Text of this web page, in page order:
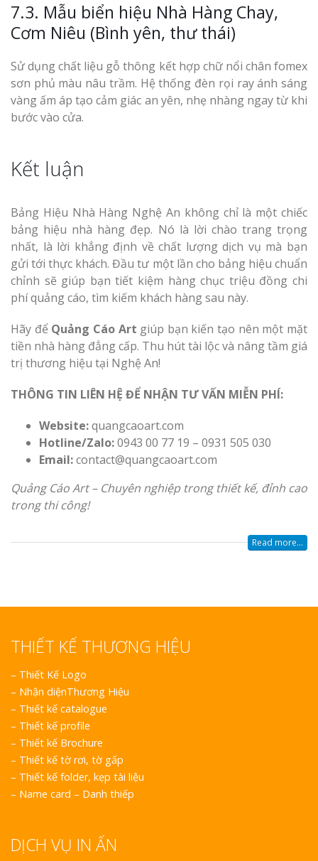
7.3. Mẫu biển hiệu Nhà Hàng Chay,
Cơm Niêu (Bình yên, thư thái)
Sử dụng chất liệu gỗ thông kết hợp chữ nổi chân fomex
sơn phủ màu nâu trầm. Hệ thống đèn rọi ray ánh sáng
vàng ấm áp tạo cảm giác an yên, nhẹ nhàng ngay từ khi
bước vào cửa.
Kết luận
Bảng Hiệu Nhà Hàng Nghệ An không chỉ là một chiếc
bảng hiệu nhà hàng đẹp. Nó là lời chào trang trọng
nhất, là lời khẳng định về chất lượng dịch vụ mà bạn
gửi tới thực khách. Đầu tư một lần cho bảng hiệu chuẩn
chỉnh sẽ giúp bạn tiết kiệm hàng chục triệu đồng chi
phí quảng cáo, tìm kiếm khách hàng sau này.
Hãy để Quảng Cáo Art giúp bạn kiến tạo nên một mặt
tiền nhà hàng đẳng cấp. Thu hút tài lộc và nâng tầm giá
trị thương hiệu tại Nghệ An!
THÔNG TIN LIÊN HỆ ĐỂ NHẬN TƯ VẤN MIỄN PHÍ:
Website:quangcaoart.com
Hotline/Zalo:0943 00 77 19 – 0931 505 030
Email:contact@quangcaoart.com
Quảng Cáo Art – Chuyên nghiệp trong thiết kế, đỉnh cao
trong thi công!
Read more...
THIẾT KẾ THƯƠNG HIỆU
– Thiết Kế Logo
– Nhận diệnThương Hiệu
– Thiết kế catalogue
– Thiết kế profile
– Thiết kế Brochure
– Thiết kế tờ rơi, tờ gấp
– Thiết kế folder, kẹp tài liệu
– Name card – Danh thiếp
DỊCH VỤ IN ẤN